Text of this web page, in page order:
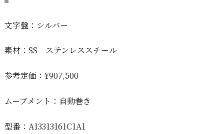
文字盤：シルバー
素材：SS ステンレススチール
参考定価：¥907,500
ムーブメント：自動巻き
型番：A13313161C1A1